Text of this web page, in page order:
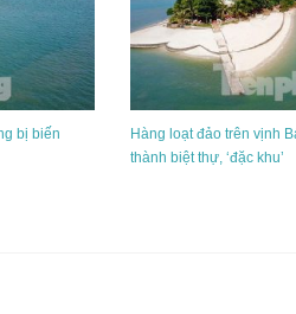
bị biến
Hàng loạt đảo trên vịnh
thành biệt thự, ‘đặc khu’